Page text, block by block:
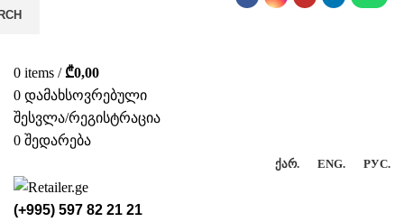
0 items / ₾0,00
0 დამახსოვრებული
შესვლა/რეგისტრაცია
0 შედარება
ᲥᲐᲠ. ENG. РУС.
(+995) 597 82 21 21